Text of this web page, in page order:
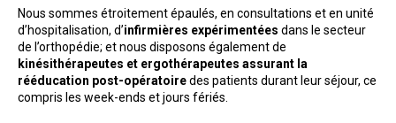
Nous sommes étroitement épaulés, en consultations et en unité
d’hospitalisation, d’infirmières expérimentées dans le secteur
de l’orthopédie; et nous disposons également de
kinésithérapeutes et ergothérapeutes assurant la
rééducation post-opératoiredes patients durant leur séjour, ce
compris les week-ends et jours fériés.